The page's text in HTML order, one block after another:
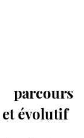
évolutif